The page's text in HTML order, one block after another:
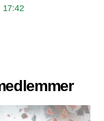
17:42